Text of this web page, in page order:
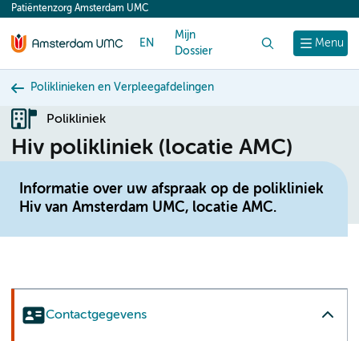
content
Menu
Patiëntenzorg Amsterdam UMC
EN
Mijn
Dossier
Poliklinieken en Verpleegafdelingen
Polikliniek
Hiv polikliniek (locatie AMC)
Informatie over uw afspraak op de polikliniek
Hiv van Amsterdam UMC, locatie AMC.
Contactgegevens